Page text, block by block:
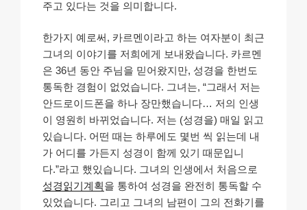
주고 있다는 것을 의미합니다.
한가지 예로써, 카르멘이라고 하는 여자분이 최근
그녀의 이야기를 저희에게 보내왔습니다. 카르멘
은 36년 동안 주님을 믿어왔지만, 성경을 한번도
통독한 경험이 없었습니다. 그녀는, “그래서 저는
안드로이드폰을 하나 장만했습니다… 저의 인생
이 영원히 바뀌었습니다. 저는 (성경을) 매일 읽고
있습니다. 어떤 때는 하루에도 몇번 씩 읽는데 내
가 어디를 가든지 성경이 함께 있기 때문입니
다.”라고 했있습니다. 그녀의 인생에서 처음으로
성경읽기계획을 통하여 성경을 완전히 통독할 수
있었습니다. 그리고 그녀의 남편이 그의 전화기를